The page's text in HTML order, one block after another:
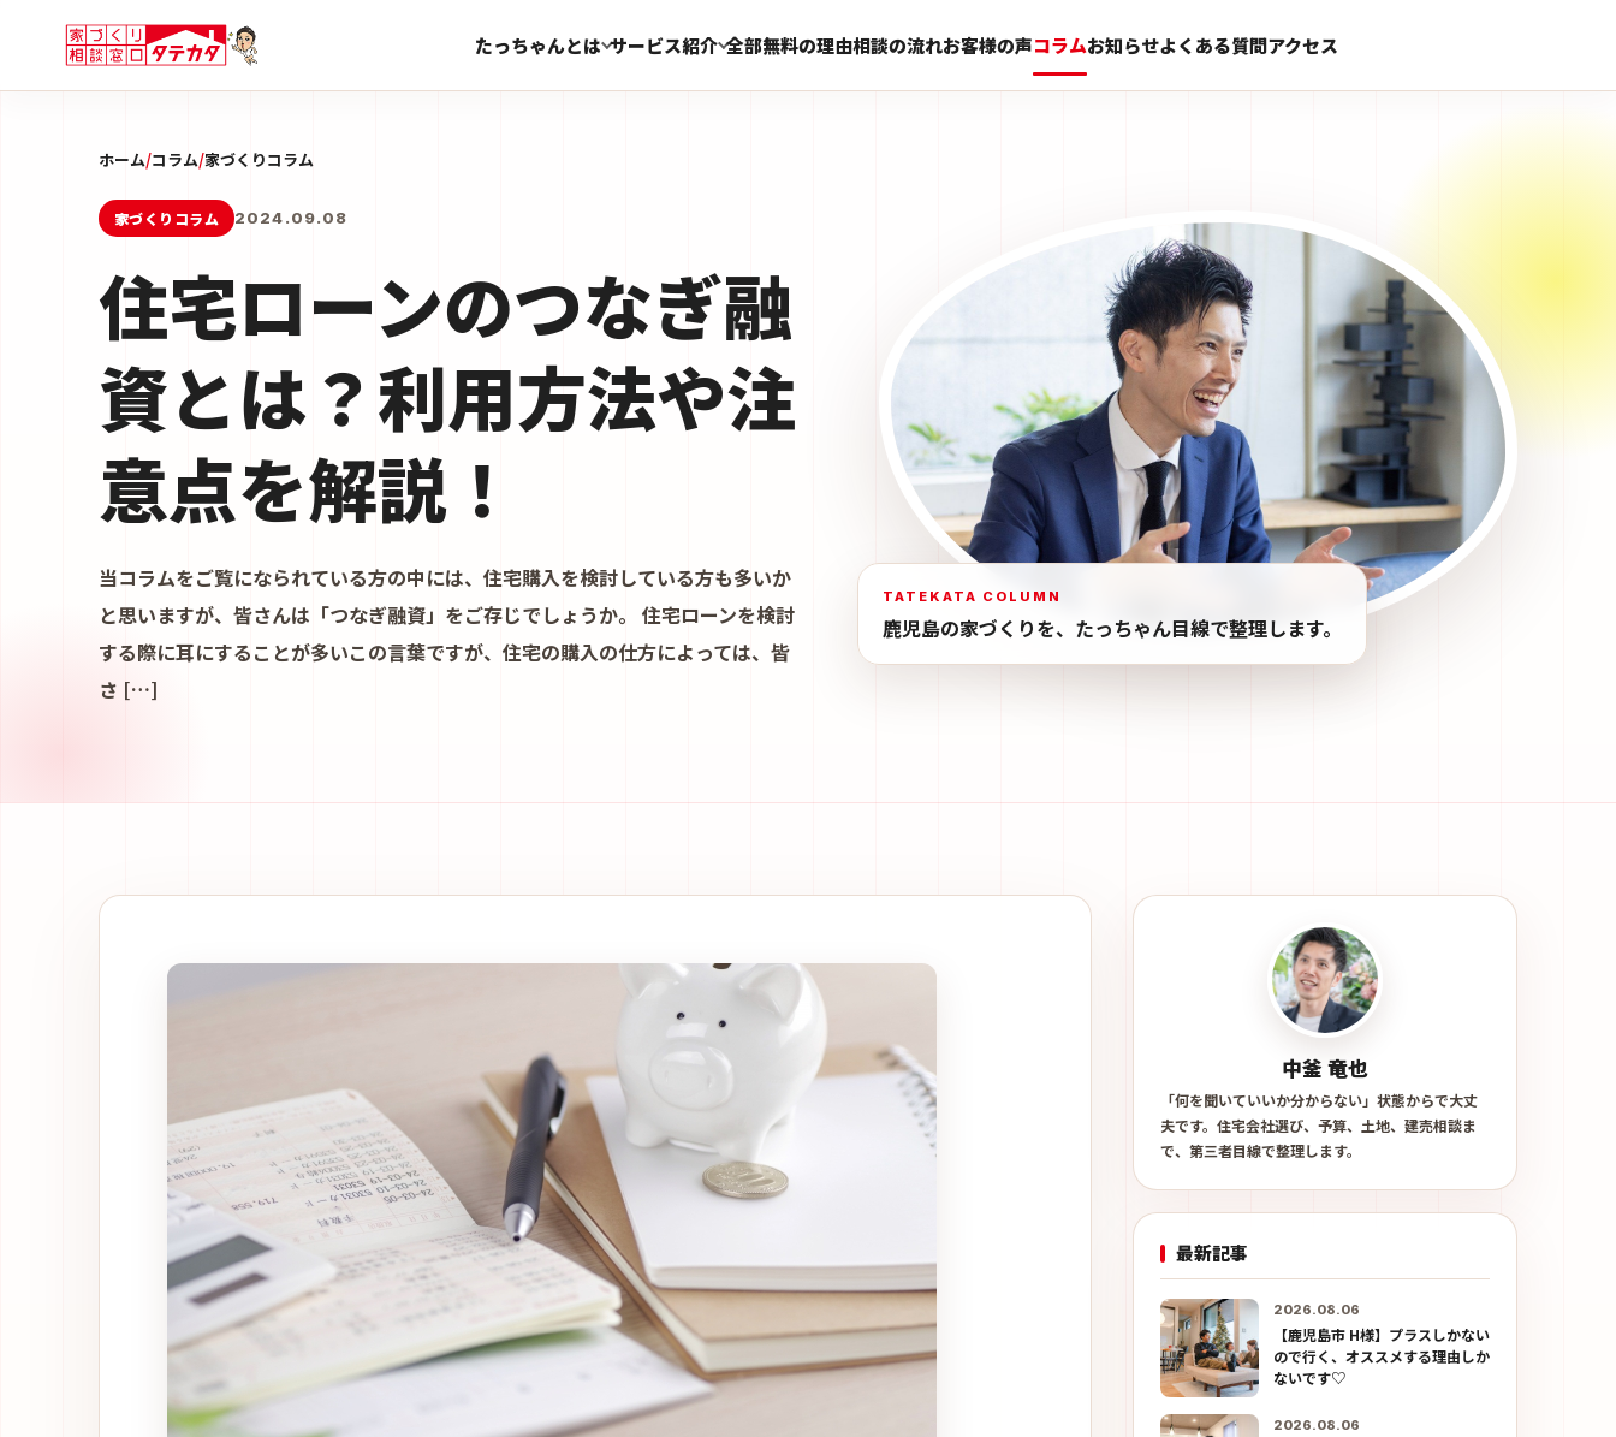
たっちゃんとは サービス紹介 全部無料の理由相談の流れお客様の声コラムお知らせよくある質問アクセス
ホーム/コラム/家づくりコラム
家づくりコラム 2024.09.08
住宅ローンのつなぎ融
資とは？利用方法や注
意点を解説！
当コラムをご覧になられている方の中には、住宅購入を検討している方も多いか
と思いますが、皆さんは「つなぎ融資」をご存じでしょうか。 住宅ローンを検討
する際に耳にすることが多いこの言葉ですが、住宅の購入の仕方によっては、皆
さ […]
TATEKATA COLUMN
鹿児島の家づくりを、たっちゃん目線で整理します。
中釜 竜也
「何を聞いていいか分からない」状態からで大丈
夫です。住宅会社選び、予算、土地、建売相談ま
で、第三者目線で整理します。
最新記事
2026.08.06
【鹿児島市 H様】プラスしかない
ので行く、オススメする理由しか
ないです♡
2026.08.06